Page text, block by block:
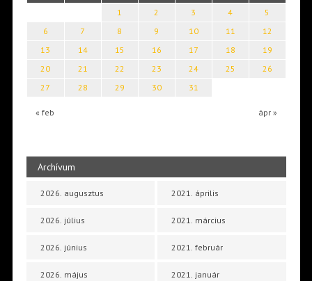
« feb ápr »
1 2 3 4
5
6
7 8 9 10 11
12
13
14 15 16 17 18
19
20
21 22 23 24 25
26
27
28 29 30 31
Archívum
2026. augusztus
2026. július
2026. június
2026. május
2021. április
2021. március
2021. február
2021. január